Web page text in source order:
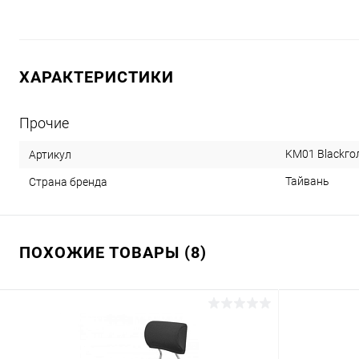
ХАРАКТЕРИСТИКИ
Прочие
Артикул KM01
Страна бренда Тайвань
ПОХОЖИЕ ТОВАРЫ (8)